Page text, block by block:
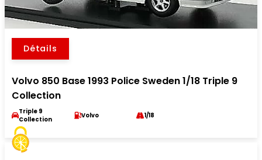
Détails
Volvo 850 Base 1993 Police Sweden 1/18 Triple 9
Collection
Triple 9
Collection
Volvo 1/18